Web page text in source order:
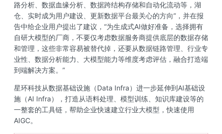
路分析、数据血缘分析、数据跨结构存储和自动化流动等，湖
仓、实时成为用户建设、更新数据平台最关心的方向”，并在报
告中给企业用户提出了建议，“为生成式AI做好准备，选择拥有
自研大模型的厂商，不要仅考虑数据服务商提供底层的数据存储
和管理，这些非常容易被替代掉，还要从数据链路管理、行业专
业性、数据分析能力、大模型能力等维度考虑评估，融合打造端
到端解决方案。”
星环科技从数据基础设施（Data Infra）进一步延伸到AI基础设
施（AI Infra），打造从语料处理、模型训练、知识库建设等的
一整套的工具链，帮助企业快速建立行业大模型，快速使用
AIGC。